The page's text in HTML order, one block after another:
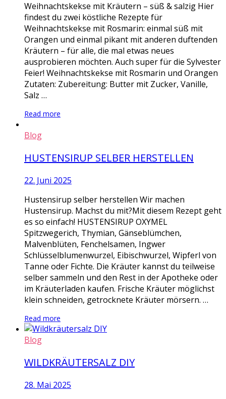
Weihnachtskekse mit Kräutern – süß & salzig Hier
findest du zwei köstliche Rezepte für
Weihnachtskekse mit Rosmarin: einmal süß mit
Orangen und einmal pikant mit anderen duftenden
Kräutern – für alle, die mal etwas neues
ausprobieren möchten. Auch super für die Sylvester
Feier! Weihnachtskekse mit Rosmarin und Orangen
Zutaten: Zubereitung: Butter mit Zucker, Vanille,
Salz …
Read more
Blog
HUSTENSIRUP SELBER HERSTELLEN
22. Juni 2025
Hustensirup selber herstellen Wir machen
Hustensirup. Machst du mit?Mit diesem Rezept geht
es so einfach! HUSTENSIRUP OXYMEL
Spitzwegerich, Thymian, Gänseblümchen,
Malvenblüten, Fenchelsamen, Ingwer
Schlüsselblumenwurzel, Eibischwurzel, Wipferl von
Tanne oder Fichte. Die Kräuter kannst du teilweise
selber sammeln und den Rest in der Apotheke oder
im Kräuterladen kaufen. Frische Kräuter möglichst
klein schneiden, getrocknete Kräuter mörsern. …
Read more
Blog
WILDKRÄUTERSALZ DIY
28. Mai 2025